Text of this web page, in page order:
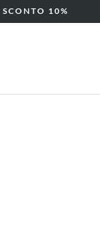
SCONTO 10%